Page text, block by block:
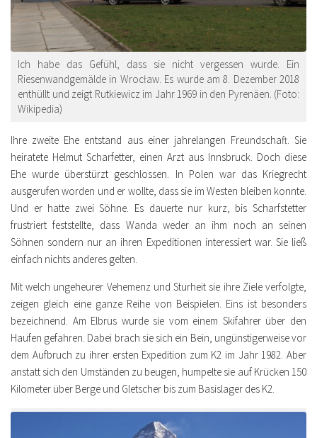
Ich habe das Gefühl, dass sie nicht vergessen wurde. Ein
Riesenwandgemälde in Wrocław. Es wurde am 8. Dezember 2018
enthüllt und zeigt Rutkiewicz im Jahr 1969 in den Pyrenäen. (Foto:
Wikipedia)
Ihre zweite Ehe entstand aus einer jahrelangen Freundschaft. Sie
heiratete Helmut Scharfetter, einen Arzt aus Innsbruck. Doch diese
Ehe wurde überstürzt geschlossen. In Polen war das Kriegrecht
ausgerufen worden und er wollte, dass sie im Westen bleiben konnte.
Und er hatte zwei Söhne. Es dauerte nur kurz, bis Scharfstetter
frustriert feststellte, dass Wanda weder an ihm noch an seinen
Söhnen sondern nur an ihren Expeditionen interessiert war. Sie ließ
einfach nichts anderes gelten.
Mit welch ungeheurer Vehemenz und Sturheit sie ihre Ziele verfolgte,
zeigen gleich eine ganze Reihe von Beispielen. Eins ist besonders
bezeichnend. Am Elbrus wurde sie vom einem Skifahrer über den
Haufen gefahren. Dabei brach sie sich ein Bein, ungünstigerweise vor
dem Aufbruch zu ihrer ersten Expedition zum K2 im Jahr 1982. Aber
anstatt sich den Umständen zu beugen, humpelte sie auf Krücken 150
Kilometer über Berge und Gletscher bis zum Basislager des K2.